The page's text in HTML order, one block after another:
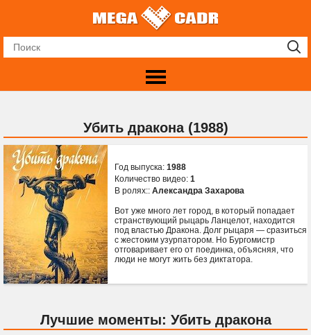
Убить дракона (1988)
Год выпуска: 1988
Количество видео: 1
В ролях:: Александра Захарова
Вот уже много лет город, в который попадает
странствующий рыцарь Ланцелот, находится
под властью Дракона. Долг рыцаря — сразиться
с жестоким узурпатором. Но Бургомистр
отговаривает его от поединка, объясняя, что
люди не могут жить без диктатора.
Лучшие моменты: Убить дракона